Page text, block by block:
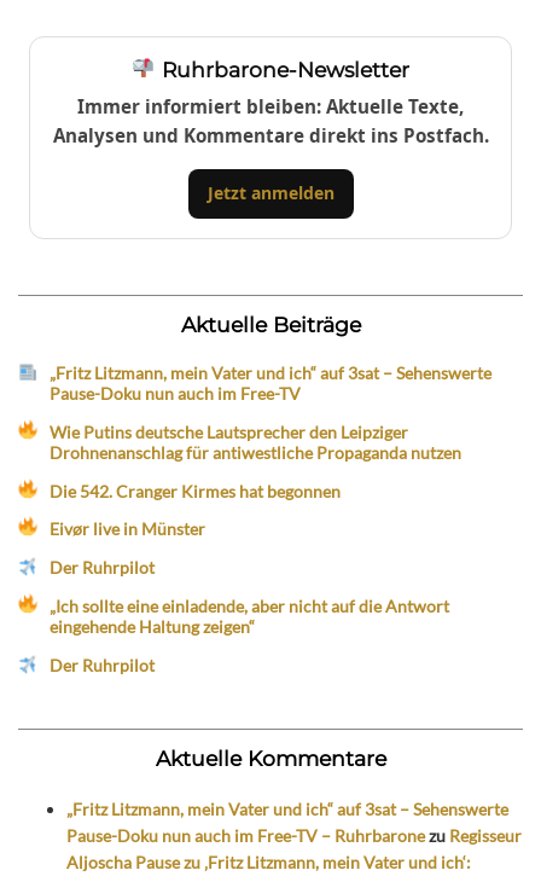
Ruhrbarone-Newsletter
Immer informiert bleiben: Aktuelle Texte,
Analysen und Kommentare direkt ins Postfach.
Jetzt anmelden
Aktuelle Beiträge
„Fritz Litzmann, mein Vater und ich“ auf 3sat – Sehenswerte
Pause-Doku nun auch im Free-TV
Wie Putins deutsche Lautsprecher den Leipziger
Drohnenanschlag für antiwestliche Propaganda nutzen
Die 542. Cranger Kirmes hat begonnen
Eivør live in Münster
Der Ruhrpilot
„Ich sollte eine einladende, aber nicht auf die Antwort
eingehende Haltung zeigen“
Der Ruhrpilot
Aktuelle Kommentare
„Fritz Litzmann, mein Vater und ich“ auf 3sat – Sehenswerte
Pause-Doku nun auch im Free-TV – Ruhrbaronezu Regisseur
Aljoscha Pause zu ‚Fritz Litzmann, mein Vater und ich‘: